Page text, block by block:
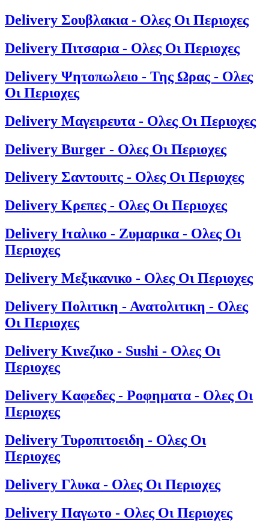
Delivery Σουβλακια - Ολες Οι Περιοχες
Delivery Πιτσαρια - Ολες Οι Περιοχες
Delivery Ψητοπωλειο - Της Ωρας - Ολες
Οι Περιοχες
Delivery Μαγειρευτα - Ολες Οι Περιοχες
Delivery Burger - Ολες Οι Περιοχες
Delivery Σαντουιτς - Ολες Οι Περιοχες
Delivery Κρεπες - Ολες Οι Περιοχες
Delivery Ιταλικο - Ζυμαρικα - Ολες Οι
Περιοχες
Delivery Μεξικανικο - Ολες Οι Περιοχες
Delivery Πολιτικη - Ανατολιτικη - Ολες
Οι Περιοχες
Delivery Κινεζικο - Sushi - Ολες Οι
Περιοχες
Delivery Καφεδες - Ροφηματα - Ολες Οι
Περιοχες
Delivery Τυροπιτοειδη - Ολες Οι
Περιοχες
Delivery Γλυκα - Ολες Οι Περιοχες
Delivery Παγωτο - Ολες Οι Περιοχες